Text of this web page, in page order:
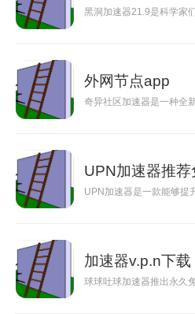
黑洞加速器21.9是科学家
外网节点app
奇异社区加速器是一种全
UPN加速器推荐
UPN加速器是一款能够提
加速器v.p.n下载
球球吐球加速器推出永久